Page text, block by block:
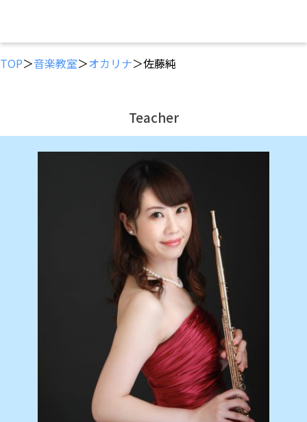
TOP＞音楽教室＞オカリナ＞佐藤純
Teacher